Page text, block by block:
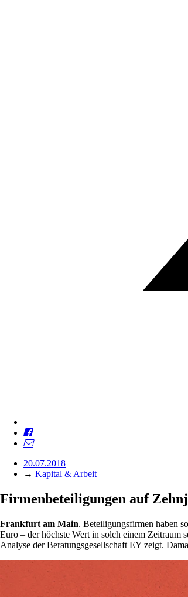
20.07.2018
→ Kapital & Arbeit
Firmenbeteiligungen auf
Frankfurt am Main. Beteiligungsfirmen haben
Euro – der höchste Wert in solch einem Zeitraum
Analyse der Beratungsgesellschaft EY zeigt.